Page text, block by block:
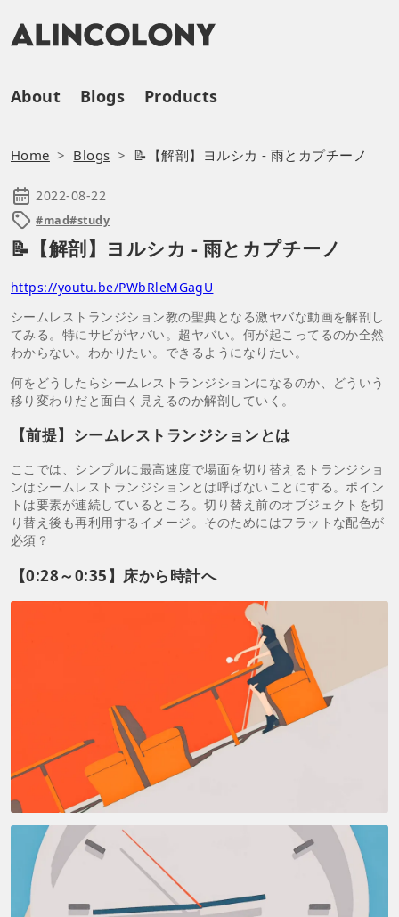
About Blogs Products
Home Blogs 📝【解剖】ヨルシカ - 雨とカプチーノ
2022-08-22
#mad#study
📝【解剖】ヨルシカ - 雨とカプチーノ
https://youtu.be/PWbRleMGagU
シームレストランジション教の聖典となる激ヤバな動画を解剖し
てみる。特にサビがヤバい。超ヤバい。何が起こってるのか全然
わからない。わかりたい。できるようになりたい。
何をどうしたらシームレストランジションになるのか、どういう
移り変わりだと面白く見えるのか解剖していく。
【前提】シームレストランジションとは
ここでは、シンプルに最高速度で場面を切り替えるトランジショ
ンはシームレストランジションとは呼ばないことにする。ポイン
トは要素が連続しているところ。切り替え前のオブジェクトを切
り替え後も再利用するイメージ。そのためにはフラットな配色が
必須？
【0:28～0:35】床から時計へ